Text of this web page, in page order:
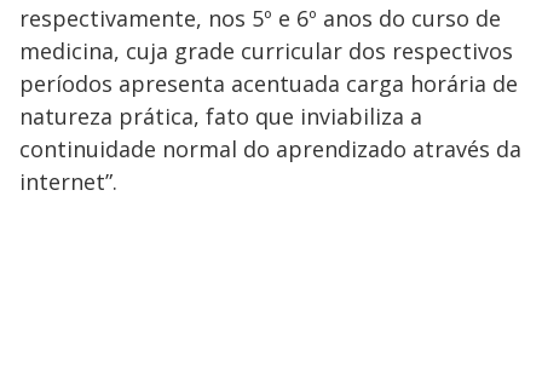
respectivamente, nos 5º e 6º anos do curso de
medicina, cuja grade curricular dos respectivos
períodos apresenta acentuada carga horária de
natureza prática, fato que inviabiliza a
continuidade normal do aprendizado através da
internet”.